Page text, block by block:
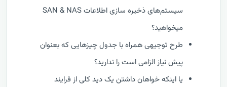
میخواهید؟
طرح توجیهی همراه با جدول چیزهایی که بعنوان
پیش نیاز الزامی است را ندارید؟
یا اینکه خواهان داشتن یک دید کلی از فرایند